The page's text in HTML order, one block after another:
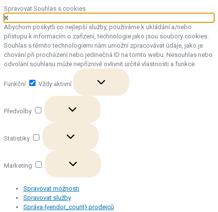
Spravovat Souhlas s cookies
Abychom poskytli co nejlepší služby, používáme k ukládání a/nebo
přístupu k informacím o zařízení, technologie jako jsou soubory cookies.
Souhlas s těmito technologiemi nám umožní zpracovávat údaje, jako je
chování při procházení nebo jedinečná ID na tomto webu. Nesouhlas nebo
odvolání souhlasu může nepříznivě ovlivnit určité vlastnosti a funkce.
Funkční
Vždy aktivní
Předvolby
Předvolby
Statistiky
Statistiky
Marketing
Marketing
Spravovat možnosti
Spravovat služby
Správa {vendor_count} prodejců